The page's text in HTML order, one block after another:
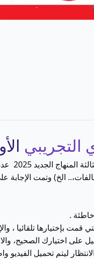
الجديد 2025 عددها
الخ) وتمت الإجابة
.
قمت بإختيارها تلقائيا ،
على اختيارك الصحيح،
ليتم تحميل الفيديو